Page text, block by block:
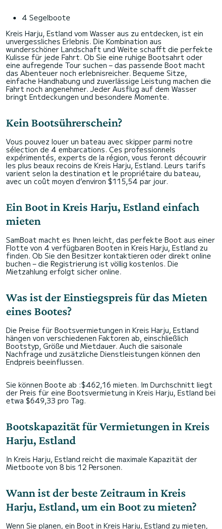
4 Segelboote
Kreis Harju, Estland vom Wasser aus zu entdecken, ist ein
unvergessliches Erlebnis. Die Kombination aus
wunderschöner Landschaft und Weite schafft die perfekte
Kulisse für jede Fahrt. Ob Sie eine ruhige Bootsahrt oder
eine aufregende Tour suchen – das passende Boot macht
das Abenteuer noch erlebnisreicher. Bequeme Sitze,
einfache Handhabung und zuverlässige Leistung machen die
Fahrt noch angenehmer. Jeder Ausflug auf dem Wasser
bringt Entdeckungen und besondere Momente.
Kein Bootsührerschein?
Vous pouvez louer un bateau avec skipper parmi notre
sélection de 4 embarcations. Ces professionnels
expérimentés, experts de la région, vous feront découvrir
les plus beaux recoins de Kreis Harju, Estland. Leurs tarifs
varient selon la destination et le propriétaire du bateau,
avec un coût moyen d’environ $115,54 par jour.
Ein Boot in Kreis Harju, Estland einfach
mieten
SamBoat macht es Ihnen leicht, das perfekte Boot aus einer
Flotte von 4 verfügbaren Booten in Kreis Harju, Estland zu
finden. Ob Sie den Besitzer kontaktieren oder direkt online
buchen – die Registrierung ist völlig kostenlos. Die
Mietzahlung erfolgt sicher online.
Was ist der Einstiegspreis für das Mieten
eines Bootes?
Die Preise für Bootsvermietungen in Kreis Harju, Estland
hängen von verschiedenen Faktoren ab, einschließlich
Bootstyp, Größe und Mietdauer. Auch die saisonale
Nachfrage und zusätzliche Dienstleistungen können den
Endpreis beeinflussen.
Sie können Boote ab :$462,16 mieten. Im Durchschnitt liegt
der Preis für eine Bootsvermietung in Kreis Harju, Estland bei
etwa $649,33 pro Tag.
Bootskapazität für Vermietungen in Kreis
Harju, Estland
In Kreis Harju, Estland reicht die maximale Kapazität der
Mietboote von 8 bis 12 Personen.
Wann ist der beste Zeitraum in Kreis
Harju, Estland, um ein Boot zu mieten?
Wenn Sie planen, ein Boot in Kreis Harju, Estland zu mieten,